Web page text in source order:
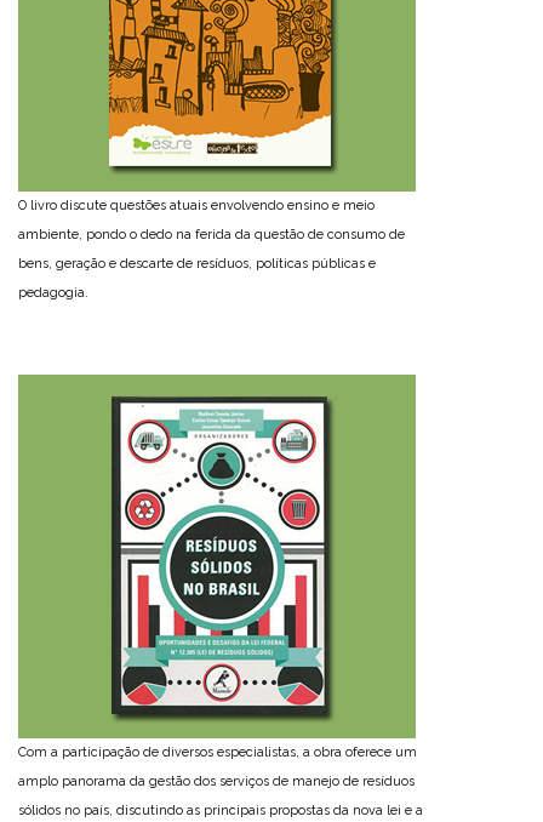
O livro discute questões atuais envolvendo ensino e meio
ambiente, pondo o dedo na ferida da questão de consumo de
bens, geração e descarte de resíduos, políticas públicas e
pedagogia.
Com a participação de diversos especialistas, a obra oferece um
amplo panorama da gestão dos serviços de manejo de resíduos
sólidos no país, discutindo as principais propostas da nova lei e a